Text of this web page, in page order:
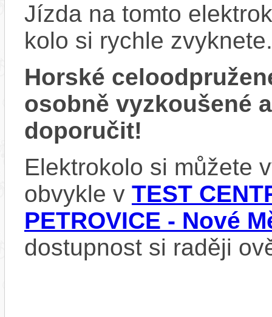
Jízda na tomto
kolo si rychle zvyknete.
Horské
osobně vyzkoušené
doporučit!
Elektrokolo si můžete
obvykle v TEST
PETROVICE - Nové
dostupnost si raději